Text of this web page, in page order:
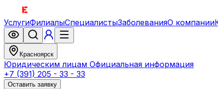
УслугиФилиалыСпециалистыЗаболеванияО компании
Красноярск
Юридическим лицам Официальная информация
+7 (391) 205 - 33 - 33
Оставить заявку